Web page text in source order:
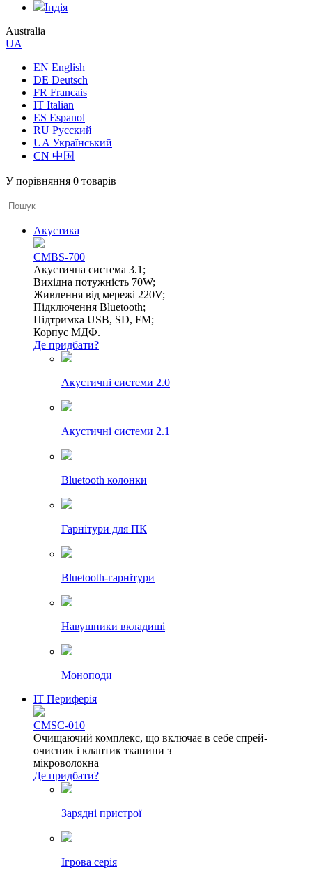
Індія
Australia
UA
EN English
DE Deutsch
FR Francais
IT Italian
ES Espanol
RU Русский
UA Український
CN 中国
У порівняння 0 товарів
Акустика
CMBS-700
Акустична система 3.1;
Вихідна потужність 70W;
Живлення від мережі 220V;
Підключення Bluetooth;
Підтримка USB, SD, FM;
Корпус МДФ.
Де придбати?
Акустичні системи 2.0
Акустичні системи 2.1
Bluetooth колонки
Гарнітури для ПК
Bluetooth-гарнітури
Навушники вкладиші
Моноподи
IT Периферія
CMSC-010
Очищаючий комплекс, що включає в себе спрей-
очисник і клаптик тканини з
мікроволокна
Де придбати?
Зарядні пристрої
Ігрова серія